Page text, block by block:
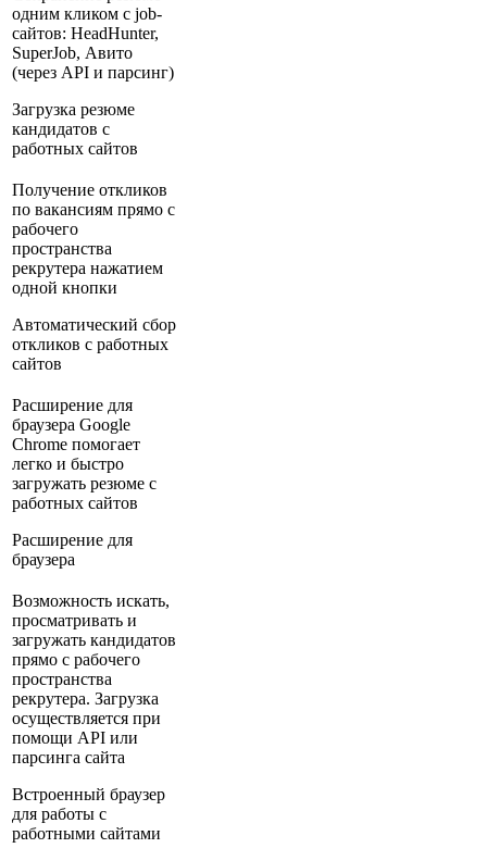
одним кликом с job-
сайтов: HeadHunter,
SuperJob, Авито
(через API и парсинг)
Загрузка резюме
кандидатов с
работных сайтов
Получение откликов
по вакансиям прямо с
рабочего
пространства
рекрутера нажатием
одной кнопки
Автоматический сбор
откликов с работных
сайтов
Расширение для
браузера Google
Chrome помогает
легко и быстро
загружать резюме с
работных сайтов
Расширение для
браузера
Возможность искать,
просматривать и
загружать кандидатов
прямо с рабочего
пространства
рекрутера. Загрузка
осуществляется при
помощи API или
парсинга сайта
Встроенный браузер
для работы с
работными сайтами